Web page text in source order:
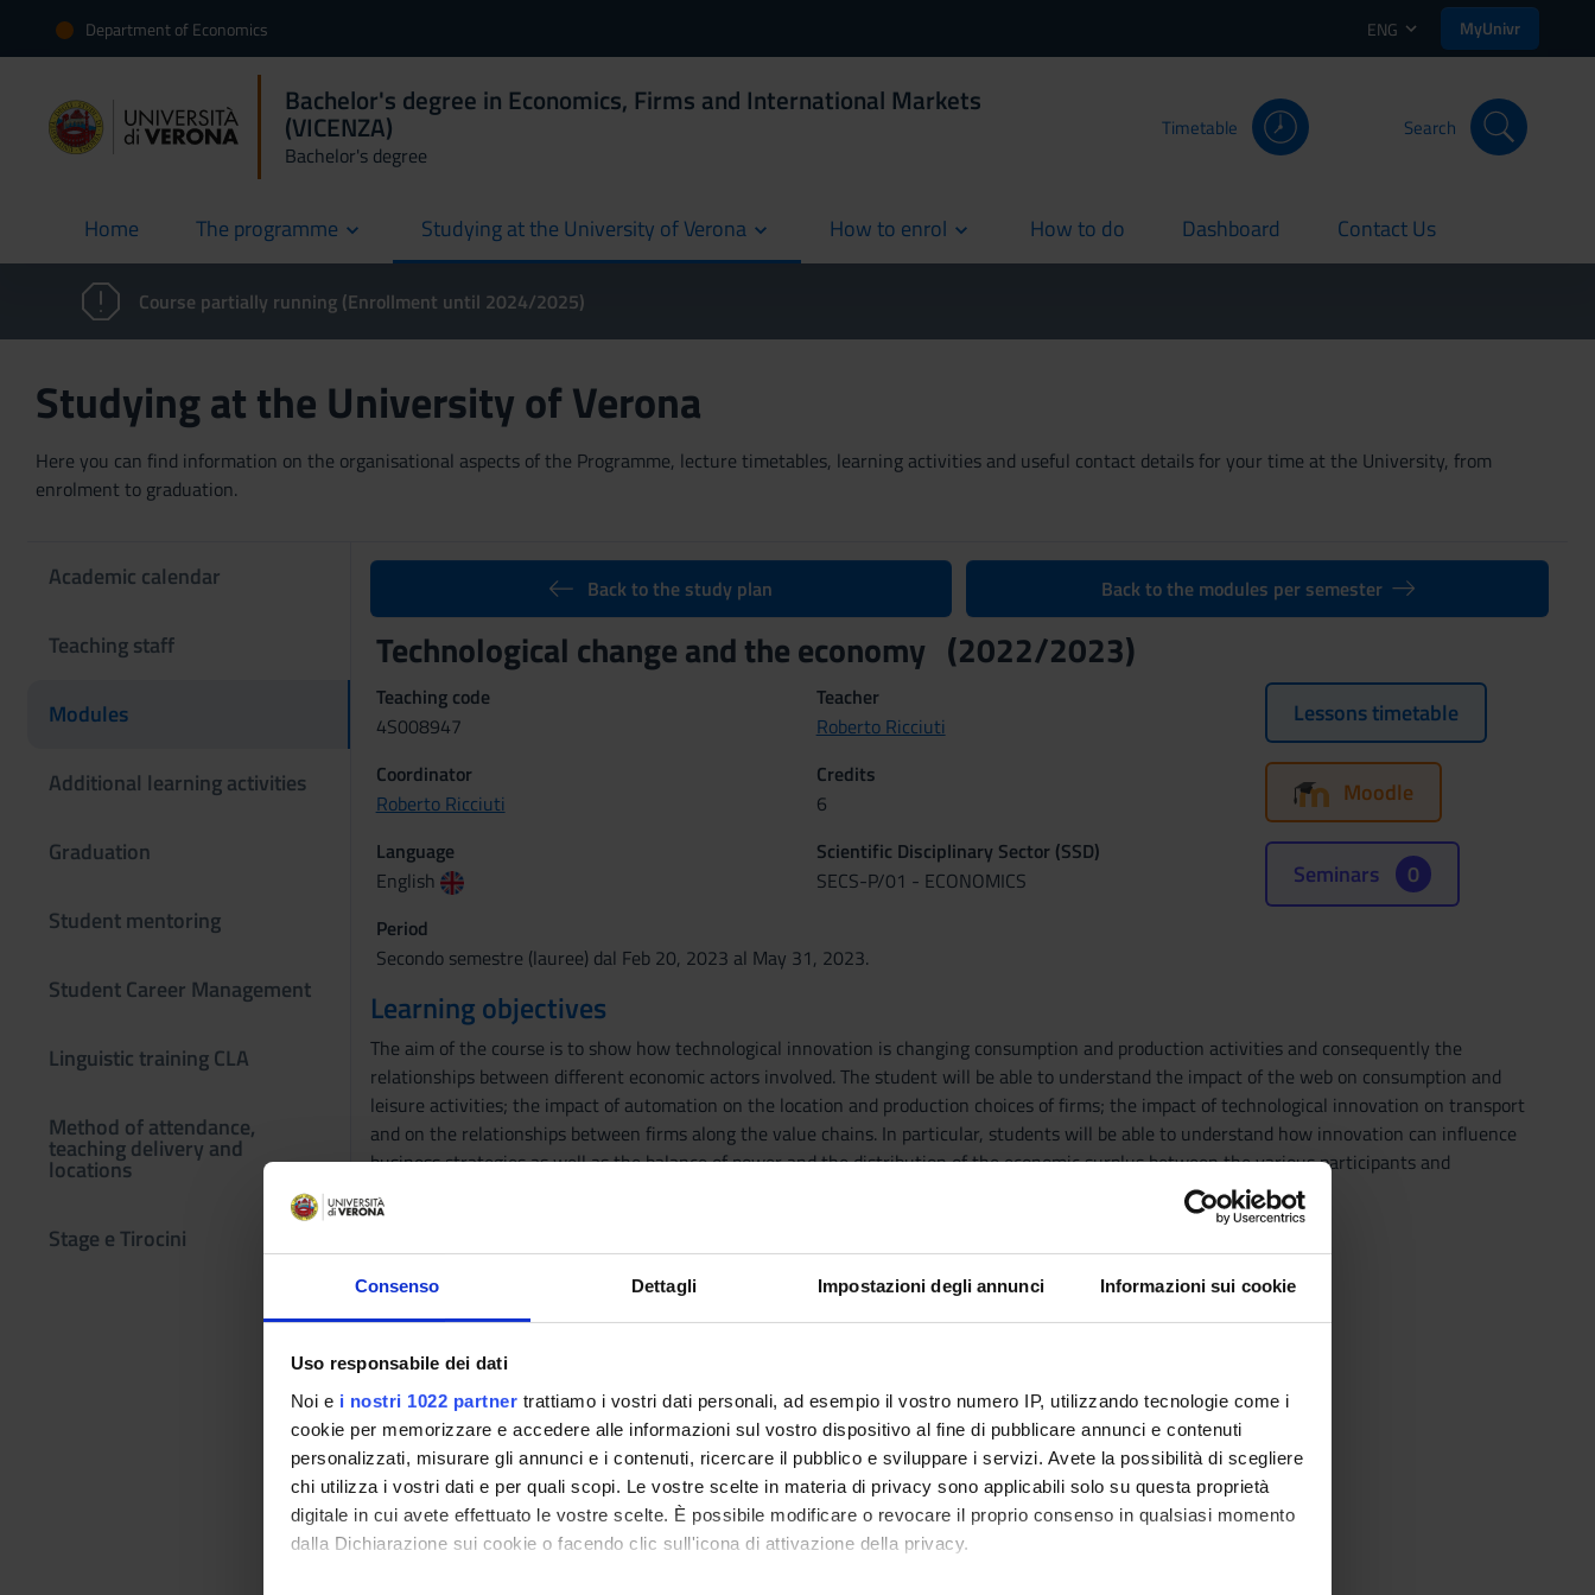
Consenso Dettagli Impostazioni degli annunci Informazioni sui cookie
Uso responsabile dei dati
Noi e i nostri 1022 partner trattiamo i vostri dati personali, ad esempio il vostro numero IP, utilizzando tecnologie come i
cookie per memorizzare e accedere alle informazioni sul vostro dispositivo al fine di pubblicare annunci e contenuti
personalizzati, misurare gli annunci e i contenuti, ricercare il pubblico e sviluppare i servizi. Avete la possibilità di scegliere
chi utilizza i vostri dati e per quali scopi. Le vostre scelte in materia di privacy sono applicabili solo su questa proprietà
digitale in cui avete effettuato le vostre scelte. È possibile modificare o revocare il proprio consenso in qualsiasi momento
dalla Dichiarazione sui cookie o facendo clic sull'icona di attivazione della privacy.
Department of Economics ENG MyUnivr
Bachelor's degree in Economics, Firms and International Markets
(VICENZA)
Bachelor's degree
Timetable Search
Home
current The programme Studying at the University of Verona How to enrol How to do
current Dashboard
current Contact Us
current
Course partially running (Enrollment until 2024/2025)
Studying at the University of Verona
Here you can find information on the organisational aspects of the Programme, lecture timetables, learning activities and useful contact details for your time at the University, from
enrolment to graduation.
Academic calendar
Teaching staff
Modules
Additional learning activities
Graduation
Student mentoring
Student Career Management
Linguistic training CLA
Method of attendance,
teaching delivery and
locations
Stage e Tirocini
Back to the study plan Back to the modules per semester
Technological change and the economy (2022/2023)
Teaching code
4S008947
Teacher
Roberto Ricciuti
Coordinator
Roberto Ricciuti
Credits
6
Language
English
Scientific Disciplinary Sector (SSD)
SECS-P/01 - ECONOMICS
Period
Secondo semestre (lauree) dal Feb 20, 2023 al May 31, 2023.
Lessons timetable
Moodle
Seminars 0
Learning objectives
The aim of the course is to show how technological innovation is changing consumption and production activities and consequently the
relationships between different economic actors involved. The student will be able to understand the impact of the web on consumption and
leisure activities; the impact of automation on the location and production choices of firms; the impact of technological innovation on transport
and on the relationships between firms along the value chains. In particular, students will be able to understand how innovation can influence
business strategies as well as the balance of power and the distribution of the economic surplus between the various participants and
stakeholders involved in economic activity.
Microeconomics and Macroeconomics.
Program
Economic growth in the long run.
The origins of wealth and inequality.
The great digital transition.
Didactic methods
Lectures.